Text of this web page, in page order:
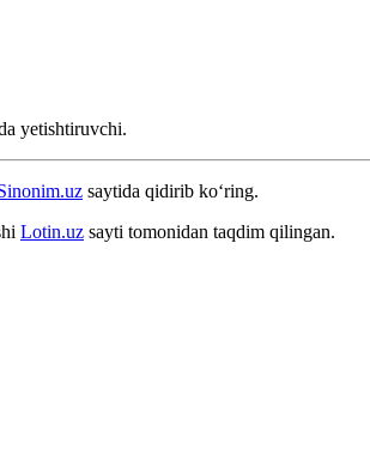
yetishtiruvchi.
saytida qidirib ko‘ring.
Lotin.uz sayti tomonidan taqdim qilingan.